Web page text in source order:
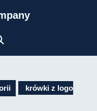
krówki z logo